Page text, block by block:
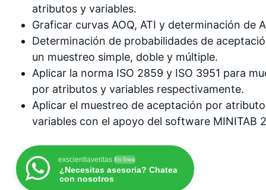
atributos y variables.
Graficar curvas AOQ, ATI y determinación de
Determinación de probabilidades de
un muestreo simple, doble y múltiple.
Aplicar la norma ISO 2859 y ISO 3951 para
por atributos y variables respectivamente.
Aplicar el muestreo de aceptación por
variables con el apoyo del software MINITAB
exscientiaveritas En línea
¿Necesitas asesoria? Chatea
con nosotros